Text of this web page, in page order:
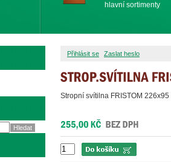
hlavní sortimenty
Přihlásit se Zaslat heslo
Stropní svítilna FRISTOM 226x95